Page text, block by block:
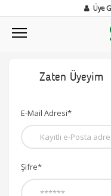
Üye
Zaten Üyeyim
E-Mail Adresi*
Şifre*